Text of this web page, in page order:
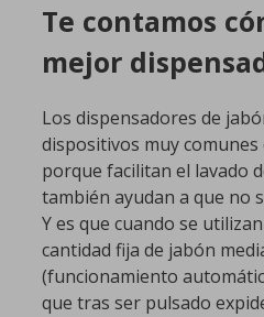
Te contamos
mejor
Los dispensadores de
dispositivos muy
porque facilitan el lavado
también ayudan a que no
Y es que cuando se
cantidad fija de jabón
(funcionamiento
que tras ser pulsado